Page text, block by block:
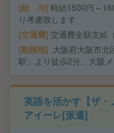
給 与 時給1500円～
り考慮致します
交通費 交通費全額支給
勤務地
大阪府大阪市
駅」より徒歩2分、大阪
英語を活かす【ザ
アイーレ[派遣]